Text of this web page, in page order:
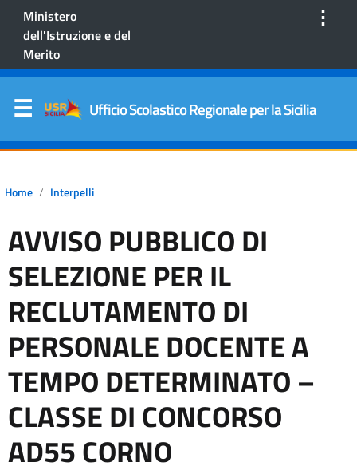
Ministero
dell'Istruzione e del
Merito
⋮
Ufficio Scolastico Regionale per la Sicilia
Home Interpelli
AVVISO PUBBLICO DI
SELEZIONE PER IL
RECLUTAMENTO DI
PERSONALE DOCENTE A
TEMPO DETERMINATO –
CLASSE DI CONCORSO
AD55 CORNO